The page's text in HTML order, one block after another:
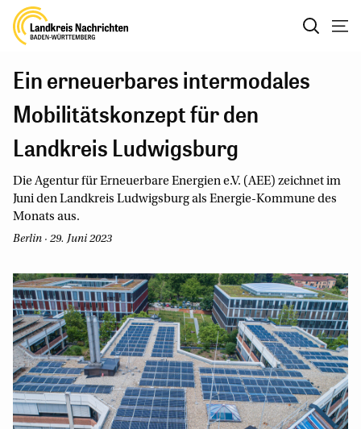
Ein erneuerbares intermodales
Mobilitätskonzept für den
Landkreis Ludwigsburg
Die Agentur für Erneuerbare Energien e.V. (AEE) zeichnet im
Juni den Landkreis Ludwigsburg als Energie-Kommune des
Monats aus.
Berlin · 29. Juni 2023